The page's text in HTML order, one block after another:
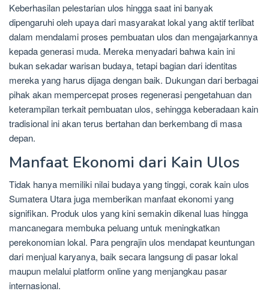
Keberhasilan pelestarian ulos hingga saat ini banyak
dipengaruhi oleh upaya dari masyarakat lokal yang aktif terlibat
dalam mendalami proses pembuatan ulos dan mengajarkannya
kepada generasi muda. Mereka menyadari bahwa kain ini
bukan sekadar warisan budaya, tetapi bagian dari identitas
mereka yang harus dijaga dengan baik. Dukungan dari berbagai
pihak akan mempercepat proses regenerasi pengetahuan dan
keterampilan terkait pembuatan ulos, sehingga keberadaan kain
tradisional ini akan terus bertahan dan berkembang di masa
depan.
Manfaat Ekonomi dari Kain Ulos
Tidak hanya memiliki nilai budaya yang tinggi, corak kain ulos
Sumatera Utara juga memberikan manfaat ekonomi yang
signifikan. Produk ulos yang kini semakin dikenal luas hingga
mancanegara membuka peluang untuk meningkatkan
perekonomian lokal. Para pengrajin ulos mendapat keuntungan
dari menjual karyanya, baik secara langsung di pasar lokal
maupun melalui platform online yang menjangkau pasar
internasional.